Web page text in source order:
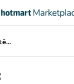
"Manual de Consistência no Day Trade — WDO e WIN